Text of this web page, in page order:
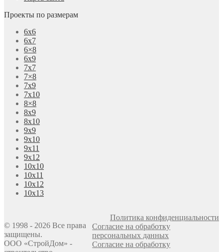
Проекты по размерам
6х6
6х7
6×8
6х9
7х7
7×8
7х9
7х10
8×8
8х9
8х10
9х9
9х10
9х11
9х12
10х10
10х11
10х12
10х13
© 1998 - 2026 Все права
защищены.
ООО «СтройДом» -
Политика конфиденциальности
Согласие на обработку
персональных данных
Согласие на обработку